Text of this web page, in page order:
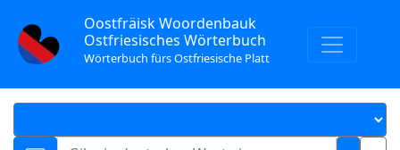
Oostfräisk Woordenbauk
Ostfriesisches Wörterbuch
Wörterbuch fürs Ostfriesische Platt